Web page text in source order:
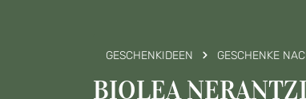
GESCHENKIDEEN GESCHENKE
BIOLEA